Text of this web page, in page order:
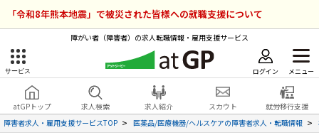
「令和8年熊本地震」で被災された皆様への就職支援について
障がい者（障害者）の求人転職情報・雇用支援サービス
サービス ログイン メニュー
atGPトップ 求人検索 求人紹介 スカウト
就労移行支援
障害者求人・雇用支援サービスTOP
医薬品/医療機器/ヘルスケアの障害者求人・転職情報
障害者雇用のアットジーピー
サービスラインナップ
ログイン 会員登録 無料